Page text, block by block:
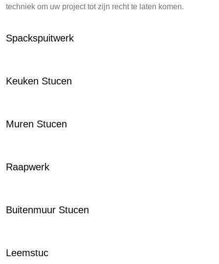
techniek om uw project tot zijn recht te laten komen.
Spackspuitwerk
Keuken Stucen
Muren Stucen
Raapwerk
Buitenmuur Stucen
Leemstuc